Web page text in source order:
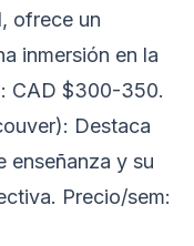
ofrece un
inmersión en la
CAD $300-350.
Destaca
enseñanza y su
Precio/sem: